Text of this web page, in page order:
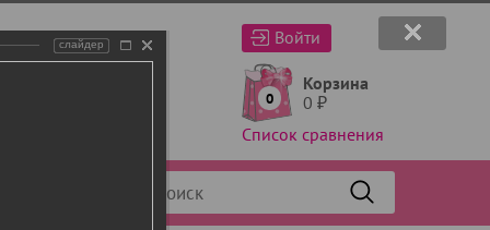
Войти
0
Корзина
0 ₽
Список сравнения
слайдер